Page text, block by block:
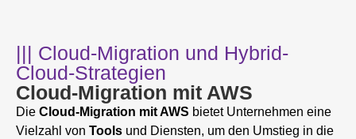
||| Cloud-Migration und Hybrid-
Cloud-Strategien
Cloud-Migration mit AWS
Die Cloud-Migration mit AWS bietet Unternehmen eine
Vielzahl von Tools und Diensten, um den Umstieg in die